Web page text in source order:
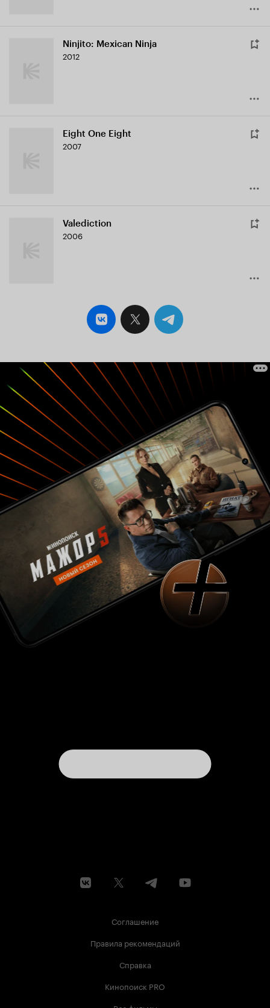
Ninjito: Mexican Ninja
2012
Eight One Eight
2007
Valediction
2006
Соглашение
Правила рекомендаций
Справка
Кинопоиск PRO